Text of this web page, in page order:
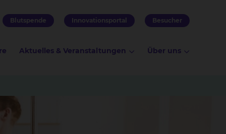
Blutspende Innovationsportal Besucher
Aktuelles & Veranstaltungen Über uns